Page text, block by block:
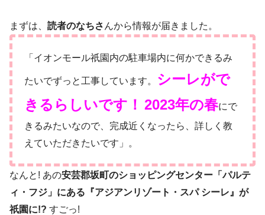
まずは、 読者のなちさ んから情報が届きました。
「イオンモール祇園内の駐車場内に何かできるみ
たいでずっと工事しています。
シーレがで
きるらしいです！ 2023年の春にで
きるみたいなので、完成近くなったら、詳しく教
えていただきたいです」。
なんと! あの安芸郡坂町のショッピングセンター「パルテ
ィ・フジ」にある『アジアンリゾート・スパ シーレ』が
祇園に!? すごっ!